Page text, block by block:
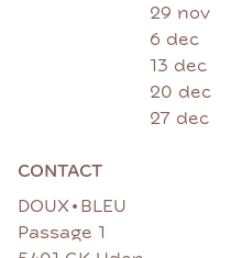
29 nov
6 dec
13 dec
20 dec
27 dec
CONTACT
DOUX • BLEU
Passage 1